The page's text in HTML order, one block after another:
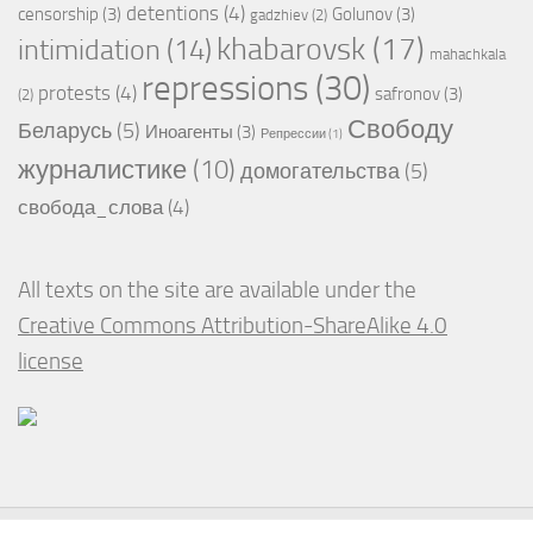
censorship (3) detentions (4) gadzhiev(2) Golunov (3)
intimidation (14) khabarovsk (17) mahachkala
(2) protests (4) repressions (30) safronov (3)
Беларусь (5) Иноагенты (3) Репрессии(1) Свободу
журналистике (10) домогательства (5)
свобода_слова (4)
All texts on the site are available under the
Creative Commons Attribution-ShareAlike 4.0
license